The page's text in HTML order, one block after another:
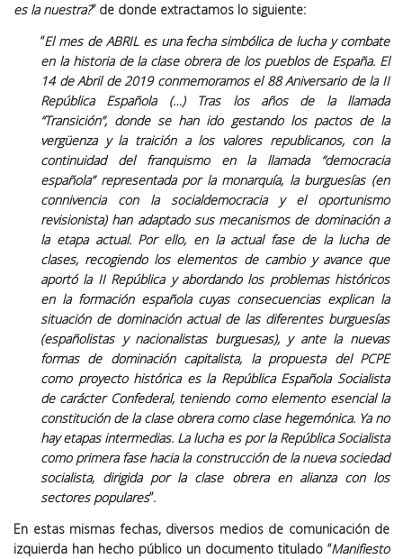
es la nuestra?” de donde extractamos lo siguiente:
“El mes de ABRIL es una fecha simbólica de lucha y combate
en la historia de la clase obrera de los pueblos de España. El
14 de Abril de 2019 conmemoramos el 88 Aniversario de la II
República Española (…) Tras los años de la llamada
“Transición”, donde se han ido gestando los pactos de la
vergüenza y la traición a los valores republicanos, con la
continuidad del franquismo en la llamada “democracia
española” representada por la monarquía, la burguesías (en
connivencia con la socialdemocracia y el oportunismo
revisionista) han adaptado sus mecanismos de dominación a
la etapa actual. Por ello, en la actual fase de la lucha de
clases, recogiendo los elementos de cambio y avance que
aportó la II República y abordando los problemas históricos
en la formación española cuyas consecuencias explican la
situación de dominación actual de las diferentes burguesías
(españolistas y nacionalistas burguesas), y ante la nuevas
formas de dominación capitalista, la propuesta del PCPE
como proyecto histórica es la República Española Socialista
de carácter Confederal, teniendo como elemento esencial la
constitución de la clase obrera como clase hegemónica. Ya no
hay etapas intermedias. La lucha es por la República Socialista
como primera fase hacia la construcción de la nueva sociedad
socialista, dirigida por la clase obrera en alianza con los
sectores populares”.
En estas mismas fechas, diversos medios de comunicación de
izquierda han hecho público un documento titulado “Manifiesto